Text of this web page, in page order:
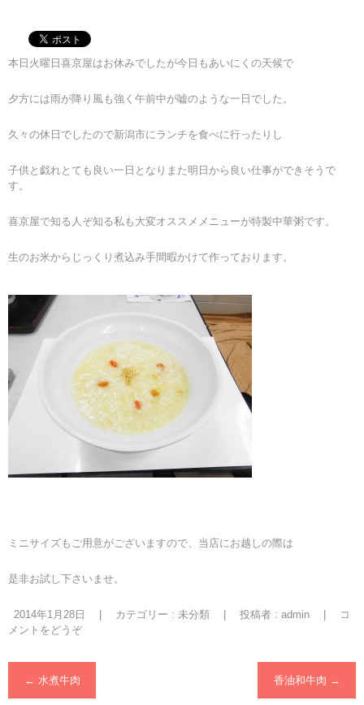
本日火曜日喜京屋はお休みでしたが今日もあいにくの天候で
夕方には雨が降り風も強く午前中が嘘のような一日でした。
久々の休日でしたので新潟市にランチを食べに行ったりし
子供と戯れとても良い一日となりまた明日から良い仕事ができそうで
す。
喜京屋で知る人ぞ知る私も大変オススメメニューが特製中華粥です。
生のお米からじっくり煮込み手間暇かけて作っております。
ミニサイズもご用意がございますので、当店にお越しの際は
是非お試し下さいませ。
2014年1月28日 カテゴリー : 未分類 投稿者 : admin
コ
メントをどうぞ
← 水煮牛肉 香油和牛肉 →